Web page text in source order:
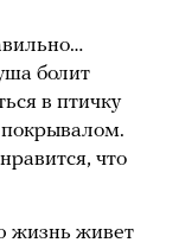
болит
в птичку
что
жизнь живет